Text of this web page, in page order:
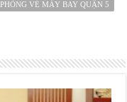
PHÒNG VÉ MÁY BAY QUẬN 5